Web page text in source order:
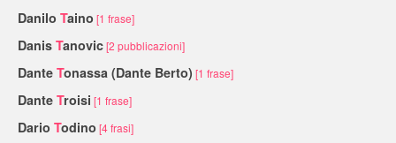
Danilo Taino [1 frase]
Danis Tanovic[2 pubblicazioni]
Dante Tonassa (Dante Berto) [1 frase]
Dante Troisi [1 frase]
Dario Todino [4 frasi]